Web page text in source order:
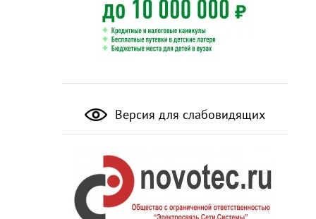
Версия для слабовидящих